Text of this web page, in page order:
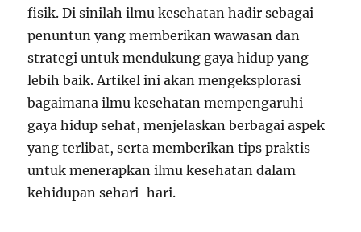
fisik. Di sinilah ilmu kesehatan hadir sebagai
penuntun yang memberikan wawasan dan
strategi untuk mendukung gaya hidup yang
lebih baik. Artikel ini akan mengeksplorasi
bagaimana ilmu kesehatan mempengaruhi
gaya hidup sehat, menjelaskan berbagai aspek
yang terlibat, serta memberikan tips praktis
untuk menerapkan ilmu kesehatan dalam
kehidupan sehari-hari.